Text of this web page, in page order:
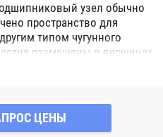
узел обычно
пространство для
типом чугунного
размещены в вершинах
Узел имеет ребро
ЦЕНЫ